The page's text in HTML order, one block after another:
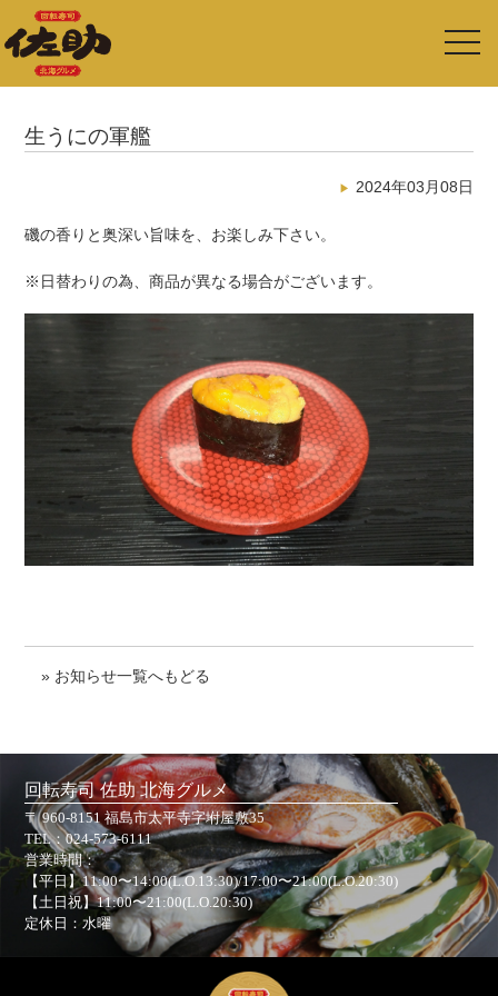
生うにの軍艦
2024年03月08日
磯の香りと奥深い旨味を、お楽しみ下さい。
※日替わりの為、商品が異なる場合がございます。
» お知らせ一覧へもどる
回転寿司 佐助 北海グルメ
〒 960-8151 福島市太平寺字坿屋敷35
TEL：024-573-6111
営業時間：
【平日】11:00〜14:00(L.O.13:30)/17:00〜21:00(L.O.20:30)
【土日祝】11:00〜21:00(L.O.20:30)
定休日：水曜